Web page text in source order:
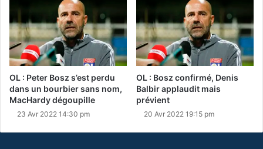
OL : Peter Bosz s’est perdu
dans un bourbier sans nom,
MacHardy dégoupille
23 Avr 2022 14:30 pm
OL : Bosz confirmé, Denis
Balbir applaudit mais
prévient
20 Avr 2022 19:15 pm